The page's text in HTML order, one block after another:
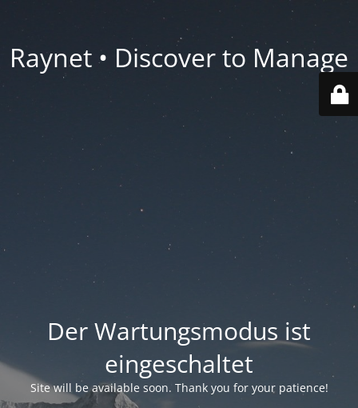
Raynet • Discover to Manage
Der Wartungsmodus ist
eingeschaltet
Site will be available soon. Thank you for your patience!